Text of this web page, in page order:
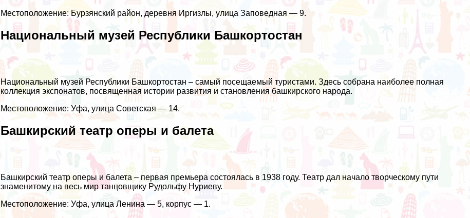
Местоположение: Бурзянский район, деревня Иргизлы, улица Заповедная — 9.
Национальный музей Республики Башкортостан
Национальный музей Республики Башкортостан – самый посещаемый туристами. Здесь собрана наиболее полная
коллекция экспонатов, посвященная истории развития и становления башкирского народа.
Местоположение: Уфа, улица Советская — 14.
Башкирский театр оперы и балета
Башкирский театр оперы и балета – первая премьера состоялась в 1938 году. Театр дал начало творческому пути
знаменитому на весь мир танцовщику Рудольфу Нуриеву.
Местоположение: Уфа, улица Ленина — 5, корпус — 1.